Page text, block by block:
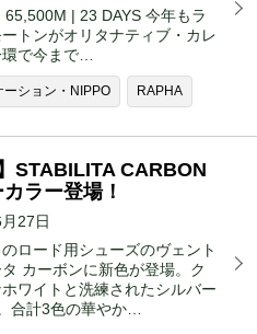
| 23 DAYS 今年もラ
トンがオリタナティブ・カレ
で今まで…
ーション・NIPPO RAPHA
STABILITA CARBON
ラー登場！
27日
ロード用シューズのヴェント
カーボンに新色が登場。ク
ワイトと洗練されたシルバー
合計3色の華やか…